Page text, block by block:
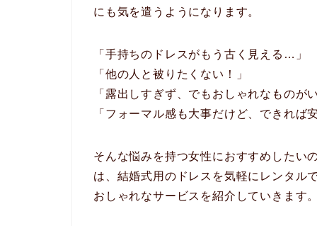
にも気を遣うようになります。
「手持ちのドレスがもう古く見える…」
「他の人と被りたくない！」
「露出しすぎず、でもおしゃれなものが
「フォーマル感も大事だけど、できれば
そんな悩みを持つ女性におすすめしたい
は、結婚式用のドレスを気軽にレンタル
おしゃれなサービスを紹介していきます